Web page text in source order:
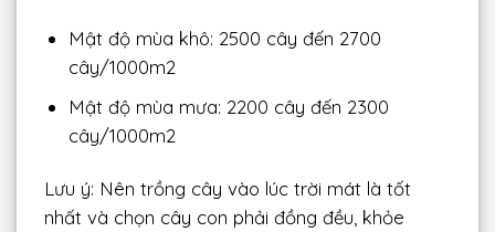
Mật độ mùa khô: 2500 cây đến 2700
cây/1000m2
Mật độ mùa mưa: 2200 cây đến 2300
cây/1000m2
Lưu ý: Nên trồng cây vào lúc trời mát là tốt
nhất và chọn cây con phải đồng đều, khỏe